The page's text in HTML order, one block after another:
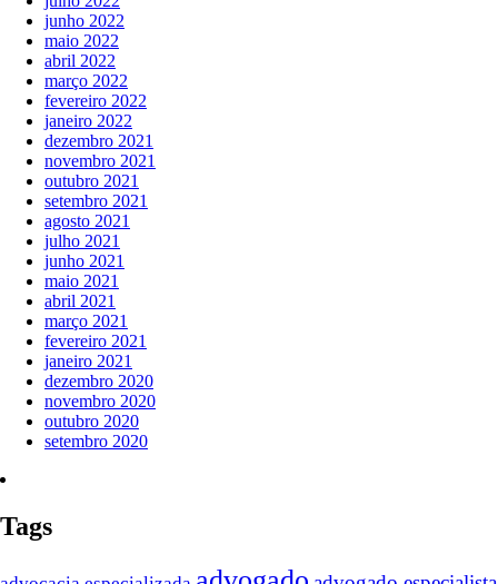
junho 2022
maio 2022
abril 2022
março 2022
fevereiro 2022
janeiro 2022
dezembro 2021
novembro 2021
outubro 2021
setembro 2021
agosto 2021
julho 2021
junho 2021
maio 2021
abril 2021
março 2021
fevereiro 2021
janeiro 2021
dezembro 2020
novembro 2020
outubro 2020
setembro 2020
Tags